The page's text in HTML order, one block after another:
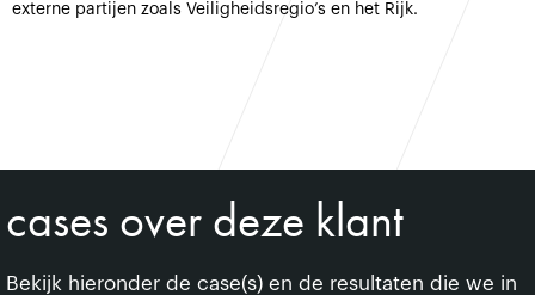
externe partijen zoals Veiligheidsregio’s en het Rijk.
cases over deze klant
Bekijk hieronder de case(s) en de resultaten die we in